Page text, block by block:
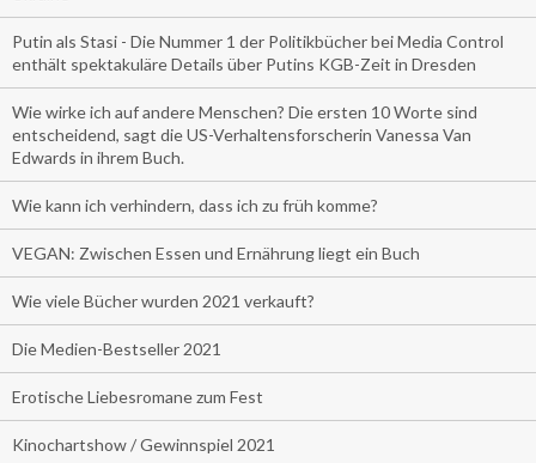
Putin als Stasi - Die Nummer 1 der Politikbücher bei Media Control
enthält spektakuläre Details über Putins KGB-Zeit in Dresden
Wie wirke ich auf andere Menschen? Die ersten 10 Worte sind
entscheidend, sagt die US-Verhaltensforscherin Vanessa Van
Edwards in ihrem Buch.
Wie kann ich verhindern, dass ich zu früh komme?
VEGAN: Zwischen Essen und Ernährung liegt ein Buch
Wie viele Bücher wurden 2021 verkauft?
Die Medien-Bestseller 2021
Erotische Liebesromane zum Fest
Kinochartshow / Gewinnspiel 2021